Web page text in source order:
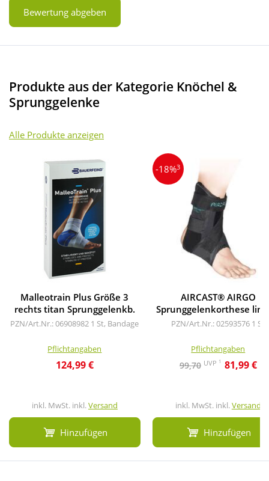
Bewertung abgeben
Produkte aus der Kategorie Knöchel &
Sprunggelenke
Alle Produkte anzeigen
Malleotrain Plus Größe 3
rechts titan Sprunggelenkb.
PZN/Art.Nr.: 06908982 1 St, Bandage
Pflichtangaben
124,99 €
inkl. MwSt. inkl.Versand
Hinzufügen
-18%3
AIRCAST® AIRGO
Sprunggelenkorthese
PZN/Art.Nr.: 02593576 1 St
Pflichtangaben
99,70 UVP 1 81,99 €
inkl. MwSt. inkl.Versand
Hinzufügen